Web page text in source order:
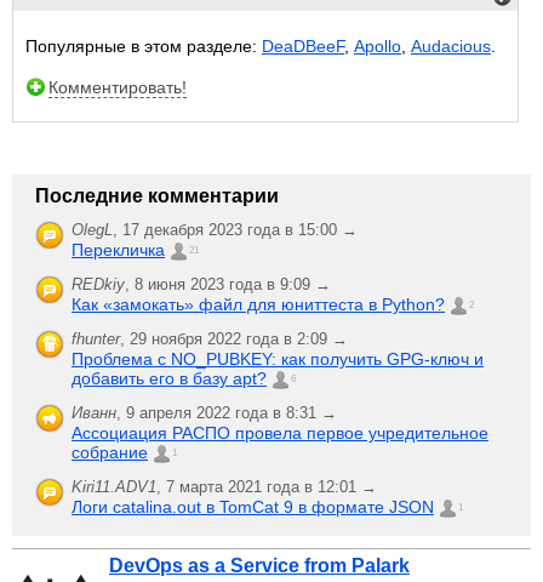
Популярные в этом разделе: DeaDBeeF, Apollo Audacious
Комментировать!
Последние комментарии
OlegL, 17 декабря 2023 года в 15:00 →
Перекличка 21
REDkiy, 8 июня 2023 года в 9:09 →
Как «замокать» файл для юниттеста в Python? 2
fhunter, 29 ноября 2022 года в 2:09 →
Проблема с NO_PUBKEY: как получить GPG-ключ и
добавить его в базу apt?
6
Иванн, 9 апреля 2022 года в 8:31 →
Ассоциация РАСПО провела первое учредительное
собрание
1
Kiri11.ADV1, 7 марта 2021 года в 12:01 →
Логи catalina.out в TomCat 9 в формате JSON 1
DevOps as a Service from Palark